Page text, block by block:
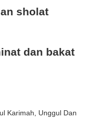
sholat
dan bakat
Karimah, Unggul Dan